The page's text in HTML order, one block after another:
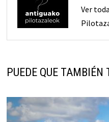
Ver
PUEDE QUE TAMBIÉN